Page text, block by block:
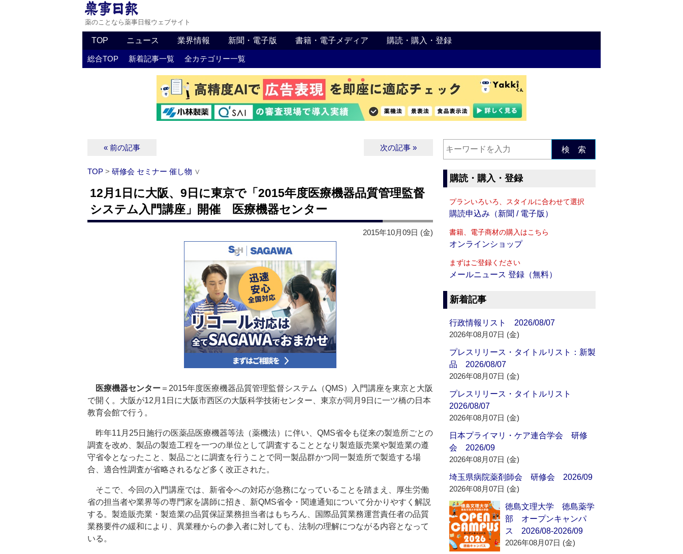
薬のことなら薬事日報ウェブサイト
TOP ニュース 業界情報 新聞・電子版 書籍・電子メディア 購読・購入・登録
総合TOP 新着記事一覧 全カテゴリー一覧
« 前の記事 次の記事 »
TOP > 研修会 セミナー 催し物 ∨
12月1日に大阪、9日に東京で「2015年度医療機器品質管理監督
システム入門講座」開催 医療機器センター
2015年10月09日 (金)
医療機器センター ＝2015年度医療機器品質管理監督システム（QMS）入門講座を東京と大阪
で開く。大阪が12月1日に大阪市西区の大阪科学技術センター、東京が同月9日に一ツ橋の日本
教育会館で行う。
昨年11月25日施行の医薬品医療機器等法（薬機法）に伴い、QMS省令も従来の製造所ごとの
調査を改め、製品の製造工程を一つの単位として調査することとなり製造販売業や製造業の遵
守省令となったこと、製品ごとに調査を行うことで同一製品群かつ同一製造所で製造する場
合、適合性調査が省略されるなど多く改正された。
そこで、今回の入門講座では、新省令への対応が急務になっていることを踏まえ、厚生労働
省の担当者や業界等の専門家を講師に招き、新QMS省令・関連通知について分かりやすく解説
する。製造販売業・製造業の品質保証業務担当者はもちろん、国際品質業務運営責任者の品質
業務要件の緩和により、異業種からの参入者に対しても、法制の理解につながる内容となって
いる。
検 索
購読・購入・登録
プランいろいろ、スタイルに合わせて選択
購読申込み（新聞 / 電子版）
書籍、電子商材の購入はこちら
オンラインショップ
まずはご登録ください
メールニュース 登録（無料）
新着記事
行政情報リスト 2026/08/07
2026年08月07日 (金)
プレスリリース・タイトルリスト：新製
品 2026/08/07
2026年08月07日 (金)
プレスリリース・タイトルリスト
2026/08/07
2026年08月07日 (金)
日本プライマリ・ケア連合学会 研修
会 2026/09
2026年08月07日 (金)
埼玉県病院薬剤師会 研修会 2026/09
2026年08月07日 (金)
徳島文理大学 徳島薬学
部 オープンキャンパ
ス 2026/08-2026/09
2026年08月07日 (金)